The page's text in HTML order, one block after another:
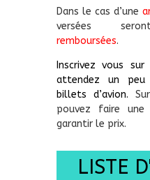
Dans le cas d’une
versées
remboursées.
Inscrivez vous sur
attendez un peu
billets d’avion.
pouvez faire une
garantir le prix.
LISTE